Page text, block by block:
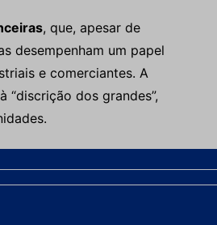
, que, apesar de
desempenham um papel
e comerciantes. A
dos grandes”,
mas sim o